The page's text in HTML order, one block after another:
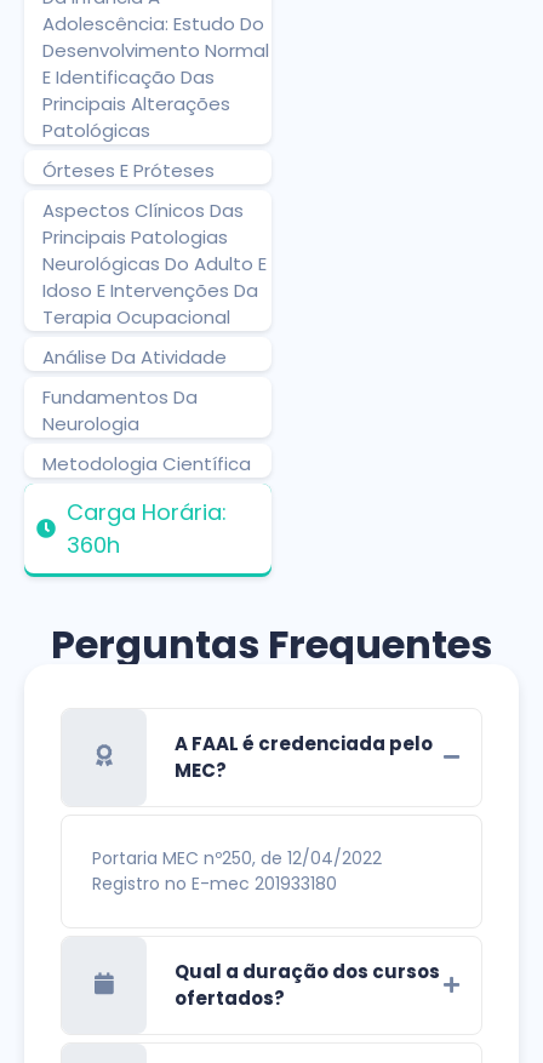
Adolescência: Estudo Do
Desenvolvimento Normal
E Identificação Das
Principais Alterações
Patológicas
Órteses E Próteses
Aspectos Clínicos Das
Principais Patologias
Neurológicas Do Adulto E
Idoso E Intervenções Da
Terapia Ocupacional
Análise Da Atividade
Fundamentos Da
Neurologia
Metodologia Científica
Carga Horária:
360h
Perguntas Frequentes
A FAAL é credenciada pelo
MEC?
Portaria MEC nº250, de 12/04/2022
Registro no E-mec 201933180
Qual a duração dos cursos
ofertados?